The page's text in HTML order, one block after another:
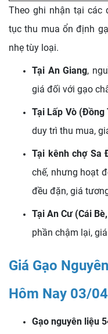
Theo ghi nhận tại các
tục thu mua ổn định
nhẹ tùy loại.
Tại An Giang,
giá đối với gạo
Tại Lấp Vò (Đồng
duy trì thu mua,
Tại kênh chợ Sa
chế, nhưng hoạt
đều đặn, giá
Tại An Cư (Cái
phần chậm lại,
Giá Gạo
Hôm Nay 03/04
Gạo nguyên liệu